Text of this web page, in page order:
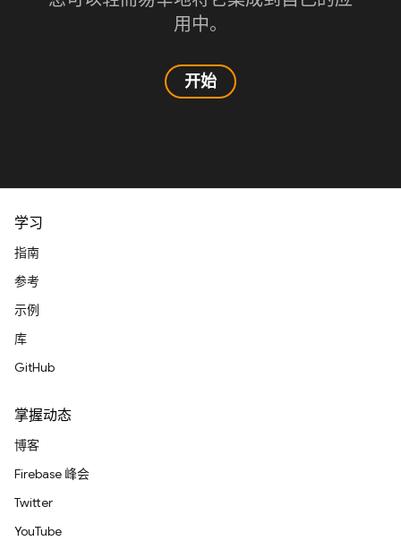
用中。
开始
学习
指南
参考
示例
库
GitHub
掌握动态
博客
Firebase 峰会
Twitter
YouTube